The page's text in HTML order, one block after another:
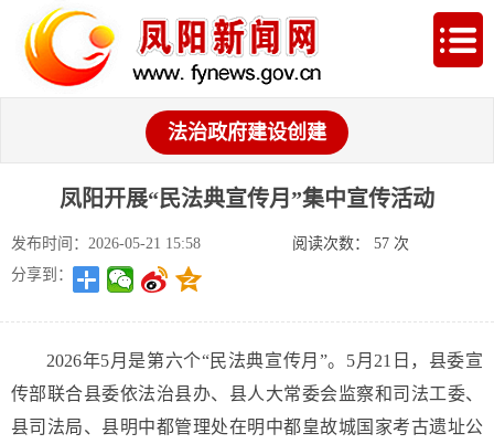
法治政府建设创建
凤阳开展“民法典宣传月”集中宣传活动
发布时间：2026-05-21 15:58 阅读次数： 57次
分享到：
2026年5月是第六个“民法典宣传月”。5月21日，县委宣
传部联合县委依法治县办、县人大常委会监察和司法工委、
县司法局、县明中都管理处在明中都皇故城国家考古遗址公